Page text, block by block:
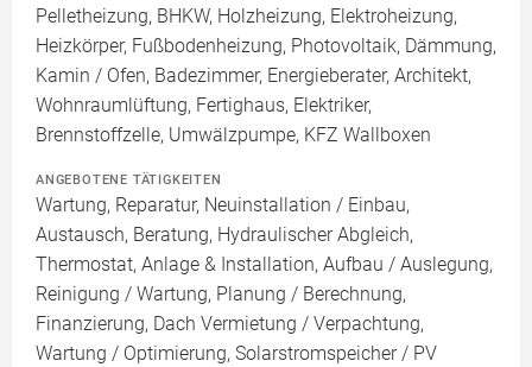
Pelletheizung, BHKW, Holzheizung, Elektroheizung,
Heizkörper, Fußbodenheizung, Photovoltaik, Dämmung,
Kamin / Ofen, Badezimmer, Energieberater, Architekt,
Wohnraumlüftung, Fertighaus, Elektriker,
Brennstoffzelle, Umwälzpumpe, KFZ Wallboxen
ANGEBOTENE TÄTIGKEITEN
Wartung, Reparatur, Neuinstallation / Einbau,
Austausch, Beratung, Hydraulischer Abgleich,
Thermostat, Anlage & Installation, Aufbau / Auslegung,
Reinigung / Wartung, Planung / Berechnung,
Finanzierung, Dach Vermietung / Verpachtung,
Wartung / Optimierung, Solarstromspeicher / PV